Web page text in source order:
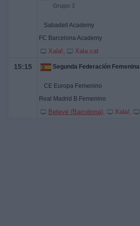
Grupo 3
Sabadell Academy
FC Barcelona Academy
Xala! Xala.cat
15:15 Segunda Federación Femenina
CE Europa Femenino
Real Madrid B Femenino
Betevé (Barcelona) Xala!